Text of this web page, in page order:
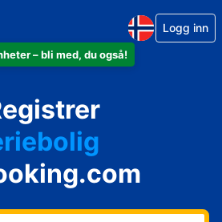
– bli med, du også!
Logg inn
din
ditt
ditt
di